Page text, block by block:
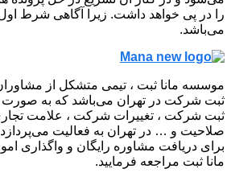
را در پی خواهد داشت. زیرا آگاهی شرط
می‌باشد.
موسسه مانا ثبت ، تیمی متشکل از
ثبت شرکت در تهران می‌باشد که به صورت
ثبت شرکت ، تغییرات شرکت ، علامت تجاری
صلاحیت و … در تهران به فعالیت
برای دریافت مشاوره رایگان و واگذاری
مانا ثبت مراجعه فرمایید.